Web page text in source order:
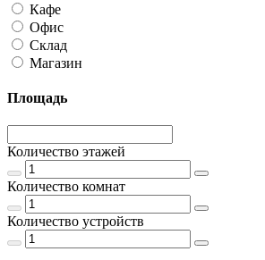
Кафе
Офис
Склад
Магазин
Площадь
Количество этажей
Количество комнат
Количество устройств